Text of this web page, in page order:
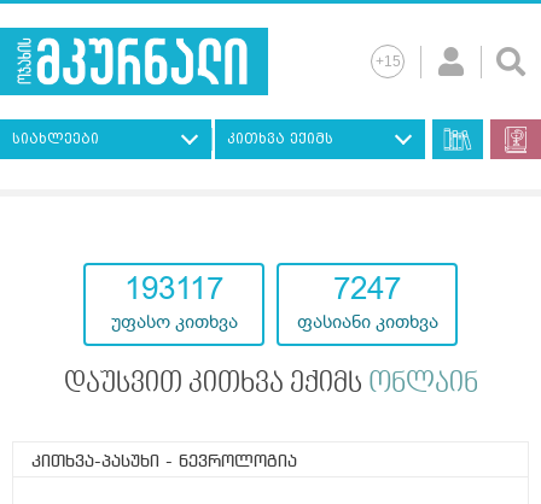
სიახლეები კითხვა ექიმს
193117
უფასო კითხვა
7247
ფასიანი კითხვა
დაუსვით კითხვა ექიმს ონლაინ
კითხვა-პასუხი - ნევროლოგია